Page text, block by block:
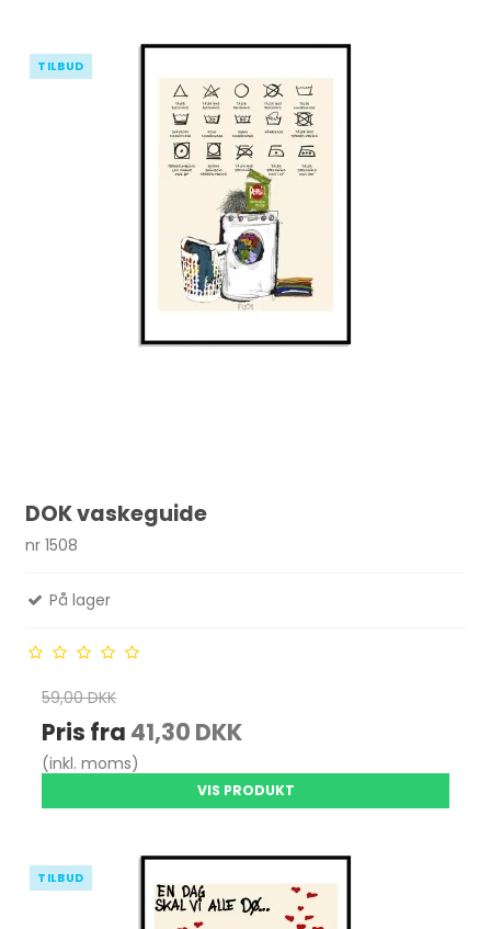
TILBUD
DOK vaskeguide
nr 1508
På lager
59,00 DKK
Pris fra 41,30 DKK
(inkl. moms)
VIS PRODUKT
TILBUD